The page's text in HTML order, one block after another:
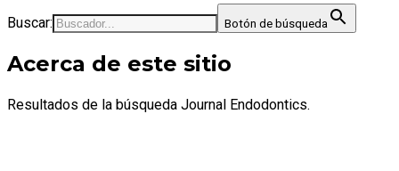
Buscar: Botón de búsqueda
Acerca de este sitio
Resultados de la búsqueda Journal Endodontics.